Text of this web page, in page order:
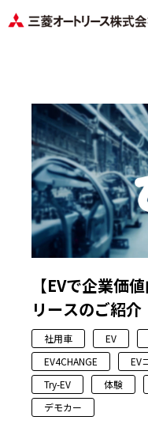
解決
【EVで企業価
リースのご紹
ます！
社用車 EV
EV4CHANGE
EV
Try-EV
体験
デモカー